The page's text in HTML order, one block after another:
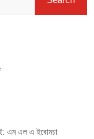
এম এল এ ইবোমচা